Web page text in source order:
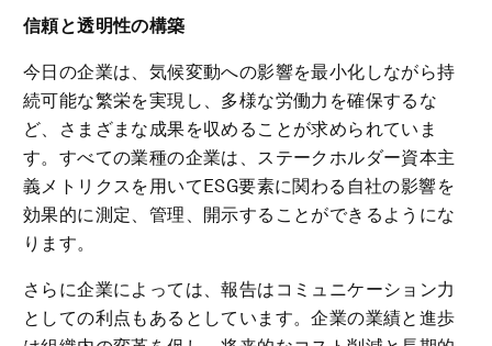
信頼と透明性の構築
今日の企業は、気候変動への影響を最小化しながら持
続可能な繁栄を実現し、多様な労働力を確保するな
ど、さまざまな成果を収めることが求められていま
す。すべての業種の企業は、ステークホルダー資本主
義メトリクスを用いてESG要素に関わる自社の影響を
効果的に測定、管理、開示することができるようにな
ります。
さらに企業によっては、報告はコミュニケーション力
としての利点もあるとしています。企業の業績と進歩